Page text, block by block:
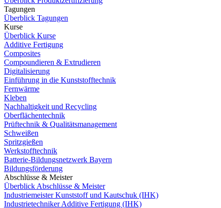
Tagungen
Überblick Tagungen
Kurse
Überblick Kurse
Additive Fertigung
Composites
Compoundieren & Extrudieren
Digitalisierung
Einführung in die Kunststofftechnik
Fernwärme
Kleben
Nachhaltigkeit und Recycling
Oberflächentechnik
Prüftechnik & Qualitätsmanagement
Schweißen
Spritzgießen
Werkstofftechnik
Batterie-Bildungsnetzwerk Bayern
Bildungsförderung
Abschlüsse & Meister
Überblick Abschlüsse & Meister
Industriemeister Kunststoff und Kautschuk (IHK)
Industrietechniker Additive Fertigung (IHK)